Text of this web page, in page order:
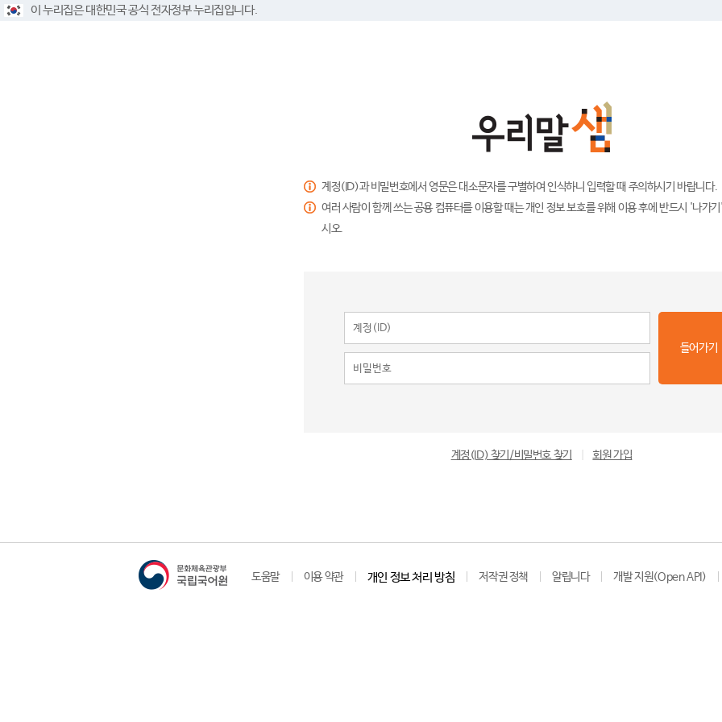
이 누리집은 대한민국 공식 전자정부 누리집입니다.
계정(ID)과 비밀번호에서 영문은 대소문자를 구별하여 인식하니 입력할 때 주의하시기 바랍니다.
여러 사람이 함께 쓰는 공용 컴퓨터를 이용할 때는 개인 정보 보호를 위해 이용 후에 반드시 '나가
시오.
들어가기
계정(ID) 찾기/비밀번호 찾기 회원 가입
도움말 이용 약관 개인 정보 처리 방침 저작권 정책 알립니다 개발 지원(Open API)